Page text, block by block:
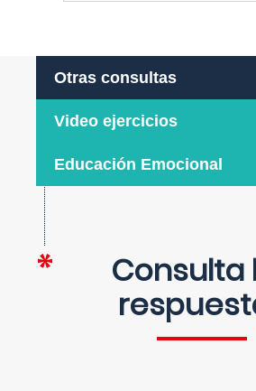
Otras consultas
Video ejercicios
Educación Emocional
Consulta